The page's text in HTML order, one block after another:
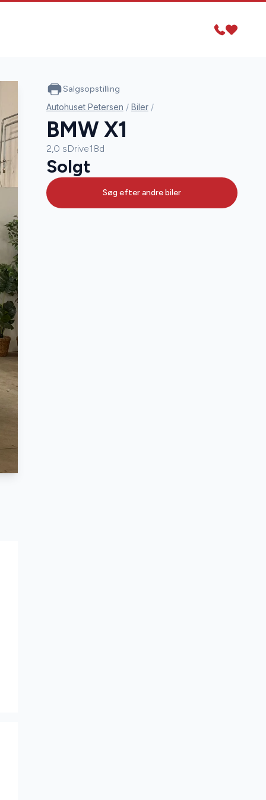
Salgsopstilling
Autohuset Petersen / Biler /
BMW X1
2,0 sDrive18d
Solgt
Søg efter andre biler